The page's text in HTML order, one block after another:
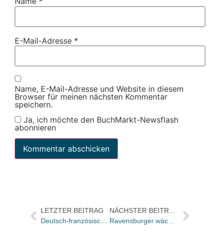
E-Mail-Adresse *
Name, E-Mail-Adresse und Website in diesem
Browser für meinen nächsten Kommentar
speichern.
Ja, ich möchte den BuchMarkt-Newsflash
abonnieren
LETZTER BEITRAG
Deutsch-französisches Treffen der Belletristikverleger in Berlin